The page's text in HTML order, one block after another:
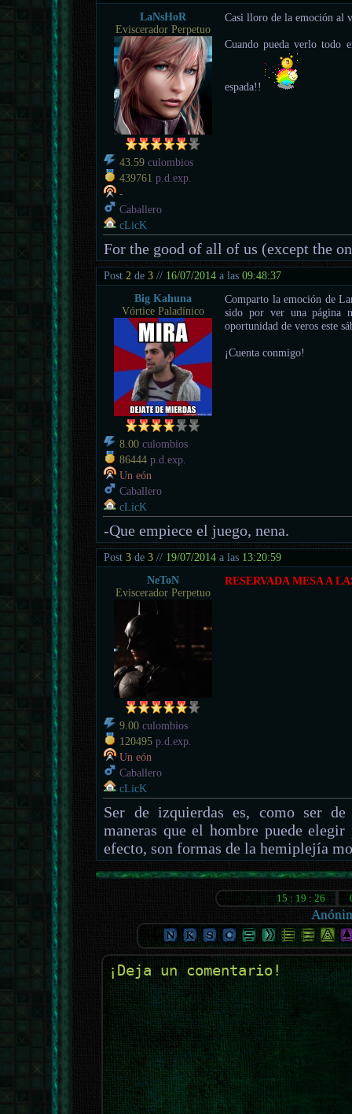
LaNsHoR
Eviscerador Perpetuo
43.59 culombios
439761 p.d.exp.
-
Caballero
cLicK
Casi lloro de la emoción al
Cuando pueda verlo todo
espada!!
For the good of all of us (except the
Post 2 de3 // 16/07/2014 a las09:48:37
Big Kahuna
Vórtice Paladínico
8.00 culombios
86444 p.d.exp.
Un eón
Caballero
cLicK
Comparto la emoción de
sido por ver una página
oportunidad de veros este
¡Cuenta conmigo!
-Que empiece el juego, nena.
Post3 de3 // 19/07/2014 a las 13:20:59
NeToN
Eviscerador Perpetuo
9.00 culombios
120495 p.d.exp.
Un eón
Caballero
cLicK
RESERVADA MESA A
Ser de izquierdas es, como ser
maneras que el hombre puede
efecto, son formas de la hemiplejía